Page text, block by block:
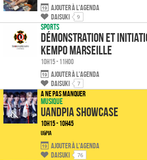
Ajouter à l'agenda
Daisuki
9
Sports
Démonstration et
Kempo Marseille
10h15 - 11h00
Ajouter à l'agenda
Daisuki
7
A ne pas manquer
Musique
UandPIA Showcase
10h15 - 10h45
U&Pia
Ajouter à l'agenda
Daisuki
76